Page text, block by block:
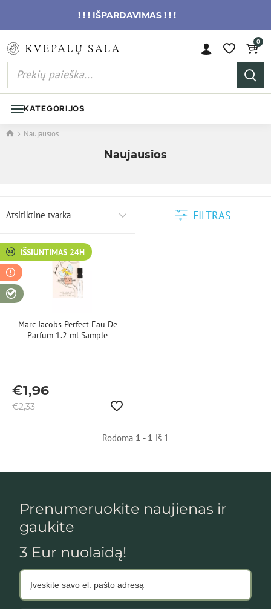
! ! ! IŠPARDAVIMAS ! ! !
0
KATEGORIJOS
Naujausios
Naujausios
Atsitiktine tvarka FILTRAS
IŠSIUNTIMAS 24H
Marc Jacobs Perfect Eau De
Parfum 1.2 ml Sample
€1,96
€2,33
Rodoma 1 - 1 iš 1
Prenumeruokite naujienas ir
gaukite
3 Eur nuolaidą!